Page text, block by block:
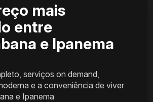
mais
entre
e Ipanema
serviços on demand,
e a conveniência de viver
e Ipanema